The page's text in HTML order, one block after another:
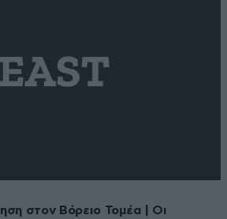
στον Βόρειο Τομέα | Οι